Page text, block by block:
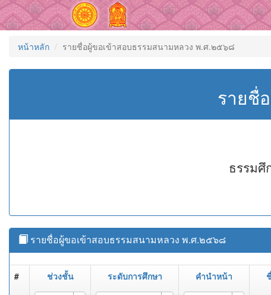
หน้าหลัก รายชื่อผู้ขอเข้าสอบธรรมสนามหลวง พ.ศ.๒๕๖๘
รายชื่
ธรรมศึ
รายชื่อผู้ขอเข้าสอบธรรมสนามหลวง พ.ศ.๒๕๖๘
# ช่วงชั้น ระดับการศึกษา คำนำหน้า